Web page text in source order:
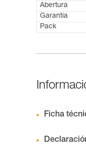
Abertura
Garantía
Pack
Ficha